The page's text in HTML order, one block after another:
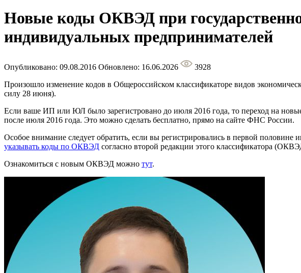
Новые коды ОКВЭД при
индивидуальных предпринимателей
Опубликовано: 09.08.2016 Обновлено: 16.06.2026
3928
Произошло изменение кодов в Общероссийском классификаторе видов
силу 28 июня).
Если ваше ИП или ЮЛ было зарегистровано до июля 2016 года, то переход на
после июля 2016 года. Это можно сделать бесплатно, прямо на сайте ФНС России.
Особое внимание следует обратить, если вы регистрировались в первой
указывать коды по ОКВЭД согласно второй редакции этого классификатора
Ознакомиться с новым ОКВЭД можно тут.